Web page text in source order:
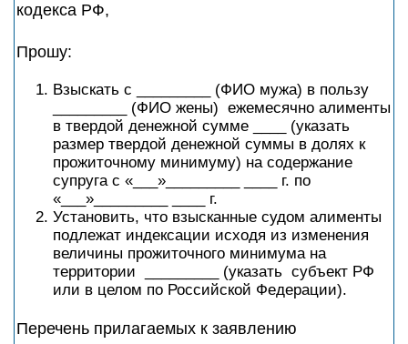
кодекса РФ,
Прошу:
Взыскать с _________ (ФИО мужа) в пользу
_________ (ФИО жены) ежемесячно алименты
в твердой денежной сумме ____ (указать
размер твердой денежной суммы в долях к
прожиточному минимуму) на содержание
супруга с «___»_________ ____ г. по
«___»_________ ____ г.
Установить, что взысканные судом алименты
подлежат индексации исходя из изменения
величины прожиточного минимума на
территории _________ (указать субъект РФ
или в целом по Российской Федерации).
Перечень прилагаемых к заявлению